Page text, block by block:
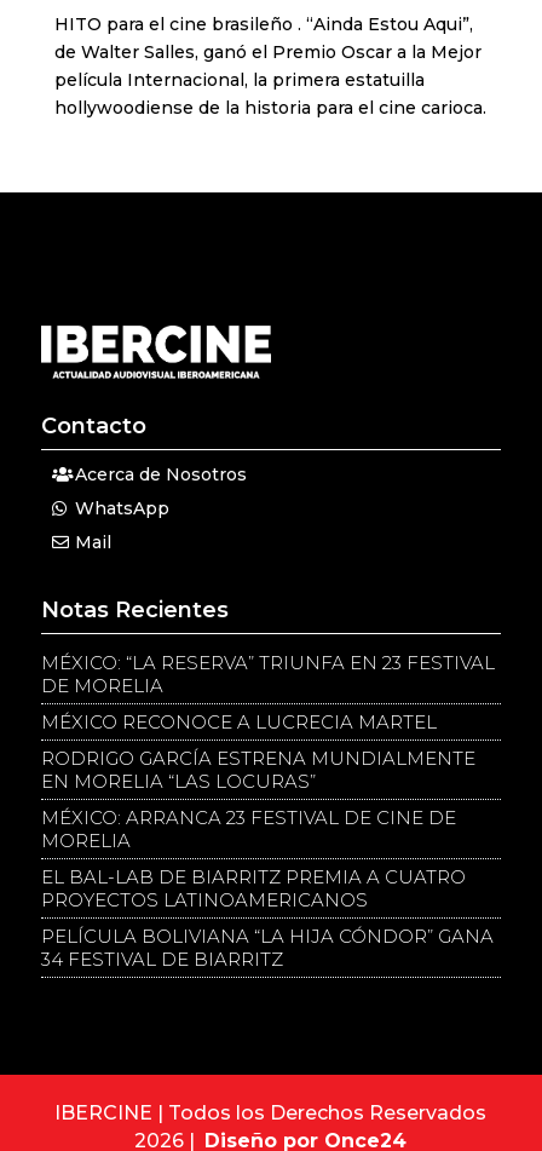
HITO para el cine brasileño . “Ainda Estou Aqui”,
de Walter Salles, ganó el Premio Oscar a la Mejor
película Internacional, la primera estatuilla
hollywoodiense de la historia para el cine carioca.
Contacto
Acerca de Nosotros
WhatsApp
Mail
Notas Recientes
MÉXICO: “LA RESERVA” TRIUNFA EN 23 FESTIVAL
DE MORELIA
MÉXICO RECONOCE A LUCRECIA MARTEL
RODRIGO GARCÍA ESTRENA MUNDIALMENTE
EN MORELIA “LAS LOCURAS”
MÉXICO: ARRANCA 23 FESTIVAL DE CINE DE
MORELIA
EL BAL-LAB DE BIARRITZ PREMIA A CUATRO
PROYECTOS LATINOAMERICANOS
PELÍCULA BOLIVIANA “LA HIJA CÓNDOR” GANA
34 FESTIVAL DE BIARRITZ
IBERCINE | Todos los Derechos Reservados
2026 | Diseño por Once24